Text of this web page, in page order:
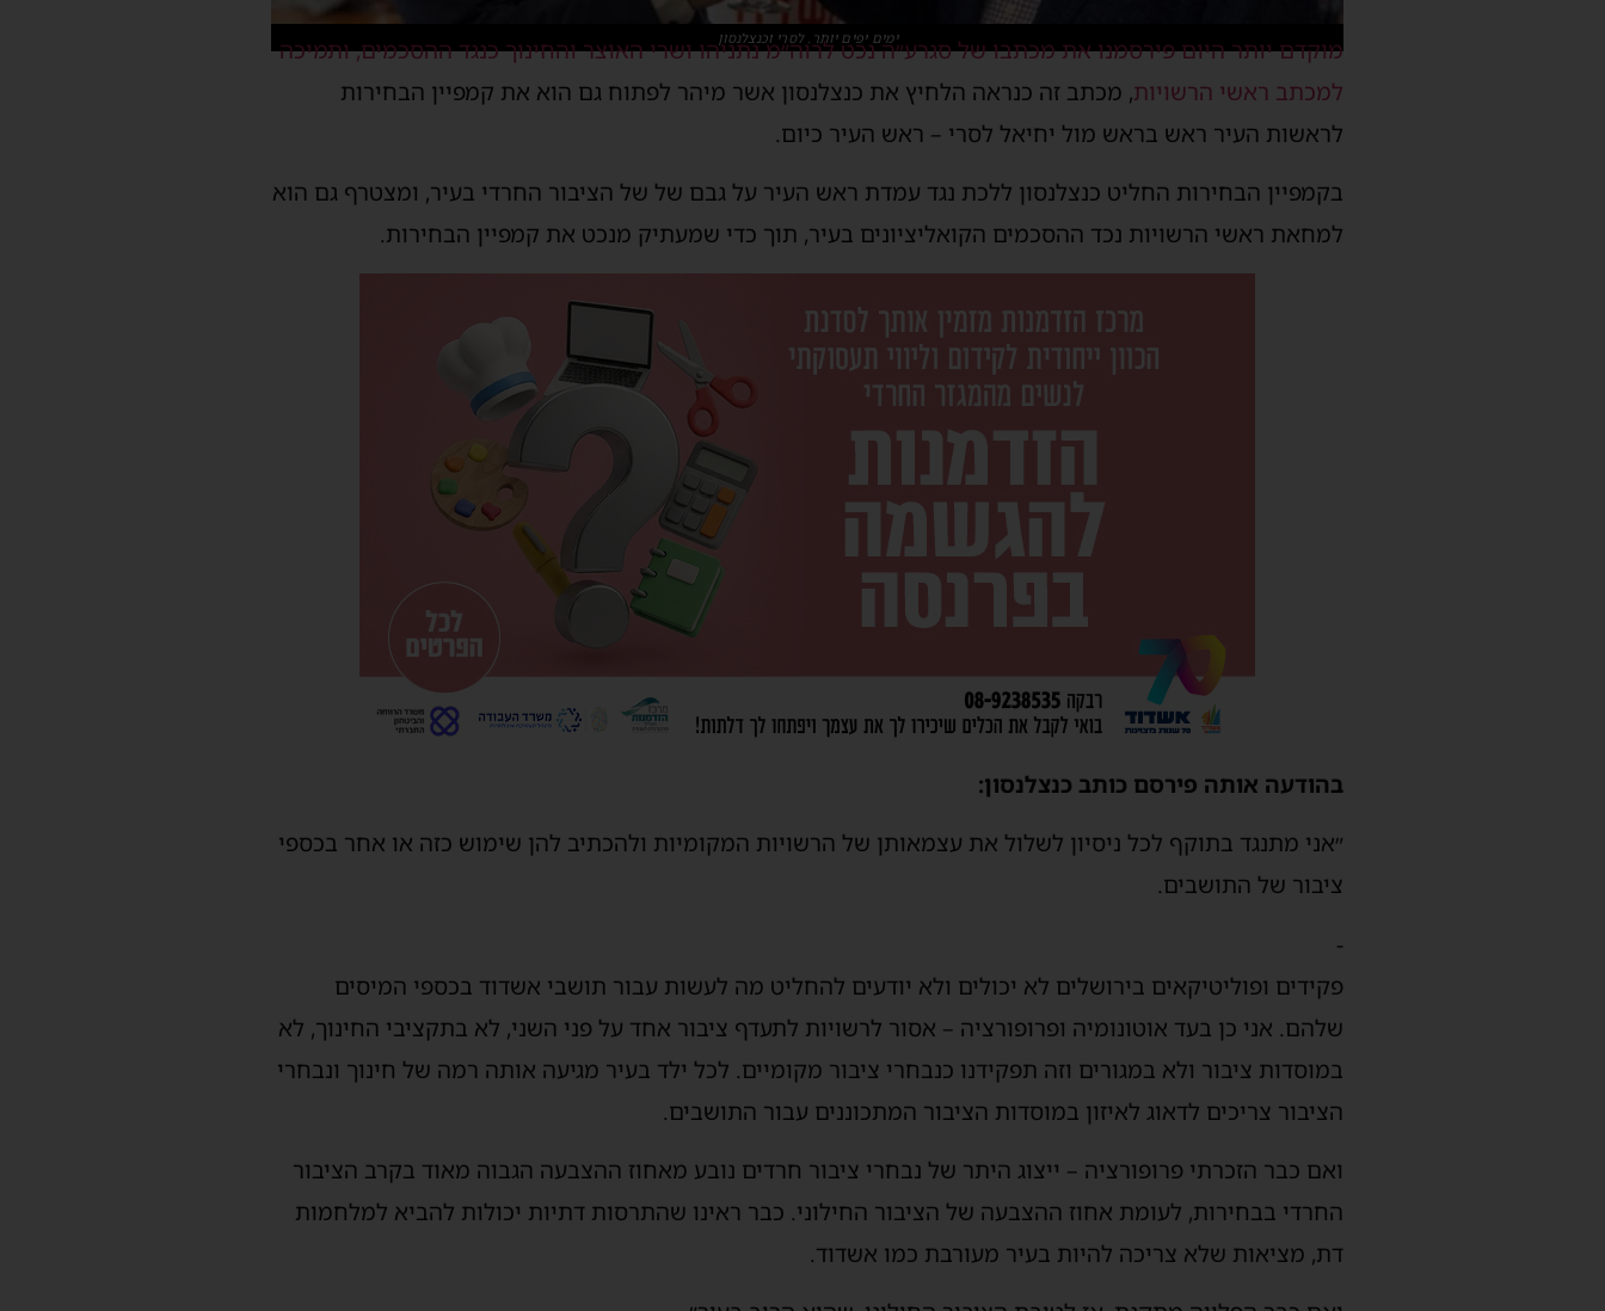
ימים יפים יותר. לסרי וכנצלנסון
מוקדם יותר היום פירסמנו את מכתבו של סגרע״ה נכט לרוה״מ נתניהו ושרי האוצר והחינוך כנגד ההסכמים, ותמיכה
למכתב ראשי הרשויות, מכתב זה כנראה הלחיץ את כנצלנסון אשר מיהר לפתוח גם הוא את קמפיין הבחירות
לראשות העיר ראש בראש מול יחיאל לסרי – ראש העיר כיום.
בקמפיין הבחירות החליט כנצלנסון ללכת נגד עמדת ראש העיר על גבם של של הציבור החרדי בעיר, ומצטרף גם הוא
למחאת ראשי הרשויות נכד ההסכמים הקואליציונים בעיר, תוך כדי שמעתיק מנכט את קמפיין הבחירות.
בהודעה אותה פירסם כותב כנצלנסון:
״אני מתנגד בתוקף לכל ניסיון לשלול את עצמאותן של הרשויות המקומיות ולהכתיב להן שימוש כזה או אחר בכספי
ציבור של התושבים.
-
פקידים ופוליטיקאים בירושלים לא יכולים ולא יודעים להחליט מה לעשות עבור תושבי אשדוד בכספי המיסים
שלהם. אני כן בעד אוטונומיה ופרופורציה – אסור לרשויות לתעדף ציבור אחד על פני השני, לא בתקציבי החינוך, לא
במוסדות ציבור ולא במגורים וזה תפקידנו כנבחרי ציבור מקומיים. לכל ילד בעיר מגיעה אותה רמה של חינוך ונבחרי
הציבור צריכים לדאוג לאיזון במוסדות הציבור המתכוננים עבור התושבים.
ואם כבר הזכרתי פרופורציה – ייצוג היתר של נבחרי ציבור חרדים נובע מאחוז ההצבעה הגבוה מאוד בקרב הציבור
החרדי בבחירות, לעומת אחוז ההצבעה של הציבור החילוני. כבר ראינו שהתרסות דתיות יכולות להביא למלחמות
דת, מציאות שלא צריכה להיות בעיר מעורבת כמו אשדוד.